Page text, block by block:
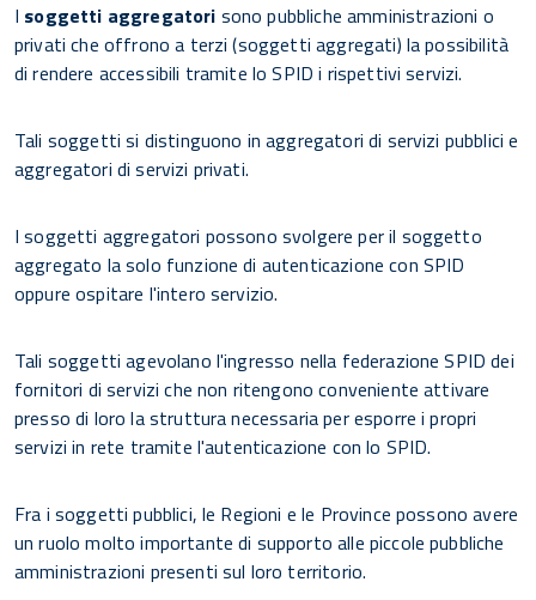
I soggetti aggregatori sono pubbliche amministrazioni o
privati che offrono a terzi (soggetti aggregati) la possibilità
di rendere accessibili tramite lo SPID i rispettivi servizi.
Tali soggetti si distinguono in aggregatori di servizi pubblici e
aggregatori di servizi privati.
I soggetti aggregatori possono svolgere per il soggetto
aggregato la solo funzione di autenticazione con SPID
oppure ospitare l'intero servizio.
Tali soggetti agevolano l'ingresso nella federazione SPID dei
fornitori di servizi che non ritengono conveniente attivare
presso di loro la struttura necessaria per esporre i propri
servizi in rete tramite l'autenticazione con lo SPID.
Fra i soggetti pubblici, le Regioni e le Province possono avere
un ruolo molto importante di supporto alle piccole pubbliche
amministrazioni presenti sul loro territorio.